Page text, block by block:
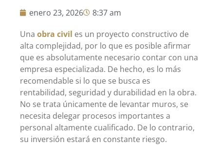
enero 23, 2026
8:37 am
Una obra civil es un proyecto constructivo de
alta complejidad, por lo que es posible afirmar
que es absolutamente necesario contar con una
empresa especializada. De hecho, es lo más
recomendable si lo que se busca es
rentabilidad, seguridad y durabilidad en la obra.
No se trata únicamente de levantar muros, se
necesita delegar procesos importantes a
personal altamente cualificado. De lo contrario,
su inversión estará en constante riesgo.